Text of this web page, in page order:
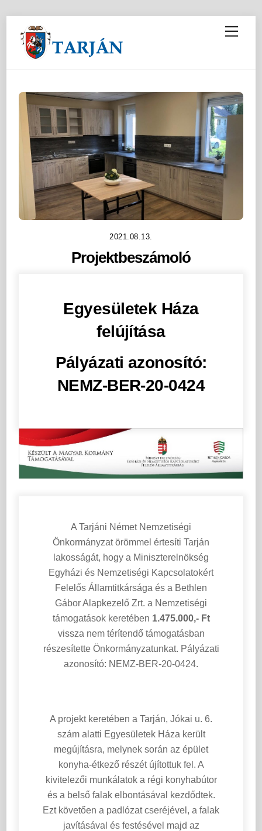
M
e
2021.08.13.
Projektbeszámoló
Egyesületek Háza
felújítása
Pályázati azonosító:
NEMZ-BER-20-0424
A Tarjáni Német Nemzetiségi
Önkormányzat örömmel értesíti Tarján
lakosságát, hogy a Miniszterelnökség
Egyházi és Nemzetiségi Kapcsolatokért
Felelős Államtitkársága és a Bethlen
Gábor Alapkezelő Zrt. a Nemzetiségi
támogatások keretében 1.475.000,- Ft
vissza nem térítendő támogatásban
részesítette Önkormányzatunkat. Pályázati
azonosító: NEMZ-BER-20-0424.
A projekt keretében a Tarján, Jókai u. 6.
szám alatti Egyesületek Háza került
megújításra, melynek során az épület
konyha-étkező részét újítottuk fel. A
kivitelezői munkálatok a régi konyhabútor
és a belső falak elbontásával kezdődtek.
Ezt követően a padlózat cseréjével, a falak
javításával és festésével majd az